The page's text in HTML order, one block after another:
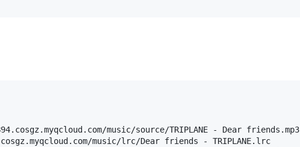
music/source/TRIPLANE - Dear friends.mp3
music/lrc/Dear friends - TRIPLANE.lrc